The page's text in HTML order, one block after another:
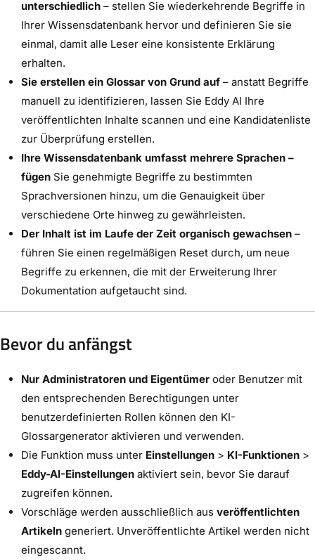
unterschiedlich – stellen Sie wiederkehrende Begriffe in
Ihrer Wissensdatenbank hervor und definieren Sie sie
einmal, damit alle Leser eine konsistente Erklärung
erhalten.
Sie erstellen ein Glossar von Grund auf – anstatt Begriffe
manuell zu identifizieren, lassen Sie Eddy AI Ihre
veröffentlichten Inhalte scannen und eine Kandidatenliste
zur Überprüfung erstellen.
Ihre Wissensdatenbank umfasst mehrere Sprachen –
fügen Sie genehmigte Begriffe zu bestimmten
Sprachversionen hinzu, um die Genauigkeit über
verschiedene Orte hinweg zu gewährleisten.
Der Inhalt ist im Laufe der Zeit organisch gewachsen –
führen Sie einen regelmäßigen Reset durch, um neue
Begriffe zu erkennen, die mit der Erweiterung Ihrer
Dokumentation aufgetaucht sind.
Bevor du anfängst
Nur Administratoren und Eigentümer oder Benutzer mit
den entsprechenden Berechtigungen unter
benutzerdefinierten Rollen können den KI-
Glossargenerator aktivieren und verwenden.
Die Funktion muss unter Einstellungen > KI-Funktionen >
Eddy-AI-Einstellungen aktiviert sein, bevor Sie darauf
zugreifen können.
Vorschläge werden ausschließlich aus veröffentlichten
Artikeln generiert. Unveröffentlichte Artikel werden nicht
eingescannt.